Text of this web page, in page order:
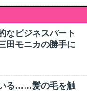
なビジネスパート
田モニカの勝手に
る……髪の毛を触